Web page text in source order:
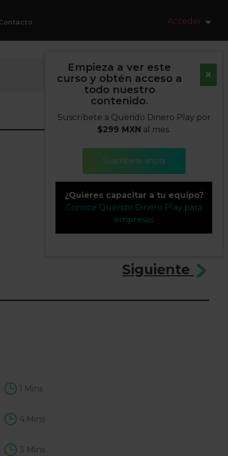
Acceder
Siguiente
1 Mins
4 Mins
3 Mins
Empieza a ver este
curso y obtén acceso a
todo nuestro
contenido.
Suscríbete a Querido Dinero Play por
$299 MXN al mes.
Suscríbete ahora
¿Quieres capacitar a tu equipo?
Conoce Querido Dinero Play para
empresas